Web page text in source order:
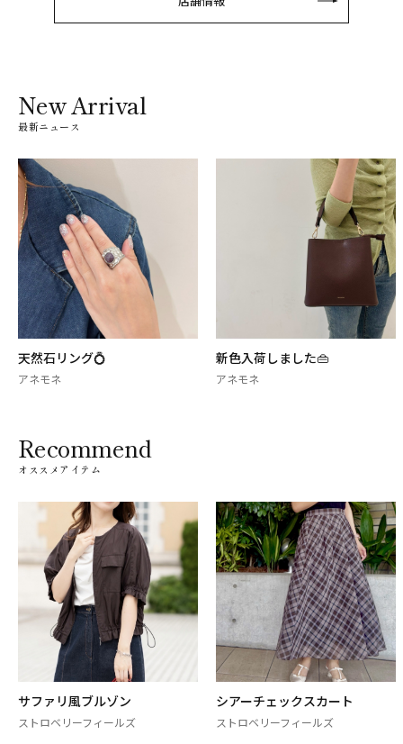
New Arrival
最新ニュース
天然石リング💍
アネモネ
新色入荷しました👜
アネモネ
Recommend
オススメアイテム
サファリ風ブルゾン
ストロベリーフィールズ
シアーチェックスカート
ストロベリーフィールズ